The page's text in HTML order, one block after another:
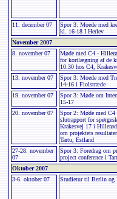
11. december 07
Spor 3: Moede med
kl. 16-18 I Herlev
November 2007
8. november 07
Møde med C4 -
for kortlægning af de
10.30 hos C4,
13. november 07
Spor 3: Moede med
14-16 i Fiolstræde
19. november 07
Spor 3: Møde om
15-17
20. november 07
Spor 2: Møde med
slutrapport for
Krakesvej 17 i
om projektets
Tartu, Estland
27-28. november
07
Spor 3: Foredrag om
project conference i
Oktober 2007
3-6. oktober 07
Studietur til Berlin og